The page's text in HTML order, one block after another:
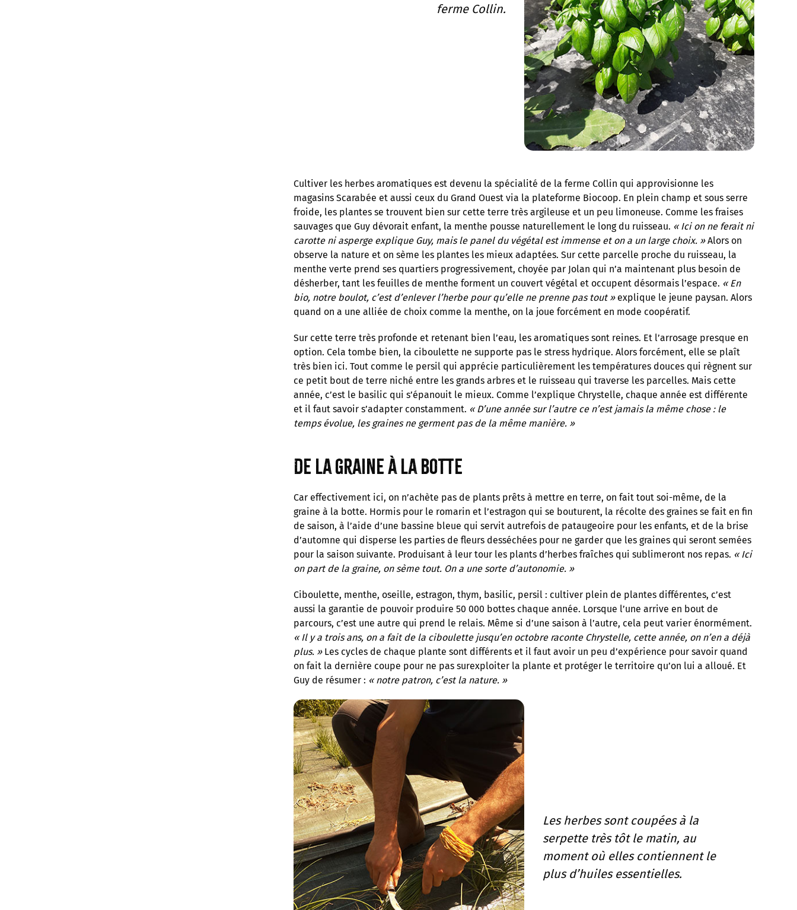
ferme Collin.
Cultiver les herbes aromatiques est devenu la spécialité de la ferme Collin qui approvisionne les
magasins Scarabée et aussi ceux du Grand Ouest via la plateforme Biocoop. En plein champ et sous serre
froide, les plantes se trouvent bien sur cette terre très argileuse et un peu limoneuse. Comme les fraises
sauvages que Guy dévorait enfant, la menthe pousse naturellement le long du ruisseau. « Ici on ne ferait ni
carotte ni asperge explique Guy, mais le panel du végétal est immense et on a un large choix. »Alors on
observe la nature et on sème les plantes les mieux adaptées. Sur cette parcelle proche du ruisseau, la
menthe verte prend ses quartiers progressivement, choyée par Jolan qui n’a maintenant plus besoin de
désherber, tant les feuilles de menthe forment un couvert végétal et occupent désormais l’espace. « En
bio, notre boulot, c’est d’enlever l’herbe pour qu’elle ne prenne pas tout »explique le jeune paysan. Alors
quand on a une alliée de choix comme la menthe, on la joue forcément en mode coopératif.
Sur cette terre très profonde et retenant bien l’eau, les aromatiques sont reines. Et l’arrosage presque en
option. Cela tombe bien, la ciboulette ne supporte pas le stress hydrique. Alors forcément, elle se plaît
très bien ici. Tout comme le persil qui apprécie particulièrement les températures douces qui règnent sur
ce petit bout de terre niché entre les grands arbres et le ruisseau qui traverse les parcelles. Mais cette
année, c’est le basilic qui s’épanouit le mieux. Comme l’explique Chrystelle, chaque année est différente
et il faut savoir s’adapter constamment. « D’une année sur l’autre ce n’est jamais la même chose : le
temps évolue, les graines ne germent pas de la même manière. »
De la graine à la botte
Car effectivement ici, on n’achète pas de plants prêts à mettre en terre, on fait tout soi-même, de la
graine à la botte. Hormis pour le romarin et l’estragon qui se bouturent, la récolte des graines se fait en fin
de saison, à l’aide d’une bassine bleue qui servit autrefois de pataugeoire pour les enfants, et de la brise
d’automne qui disperse les parties de fleurs desséchées pour ne garder que les graines qui seront semées
pour la saison suivante. Produisant à leur tour les plants d’herbes fraîches qui sublimeront nos repas. « Ici
on part de la graine, on sème tout. On a une sorte d’autonomie. »
Ciboulette, menthe, oseille, estragon, thym, basilic, persil : cultiver plein de plantes différentes, c’est
aussi la garantie de pouvoir produire 50 000 bottes chaque année. Lorsque l’une arrive en bout de
parcours, c’est une autre qui prend le relais. Même si d’une saison à l’autre, cela peut varier énormément.
« Il y a trois ans, on a fait de la ciboulette jusqu’en octobre raconte Chrystelle, cette année, on n’en a déjà
plus. » Les cycles de chaque plante sont différents et il faut avoir un peu d’expérience pour savoir quand
on fait la dernière coupe pour ne pas surexploiter la plante et protéger le territoire qu’on lui a alloué. Et
Guy de résumer : « notre patron, c’est la nature. »
Les herbes sont coupées à la
serpette très tôt le matin, au
moment où elles contiennent le
plus d’huiles essentielles.